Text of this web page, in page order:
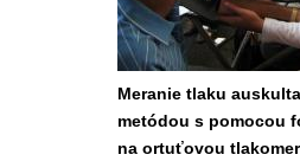
Meranie tlaku
metódou s pomocou
na ortuťovou